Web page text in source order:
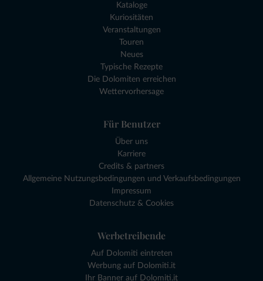
Kataloge
Kuriositäten
Veranstaltungen
Touren
Neues
Typische Rezepte
Die Dolomiten erreichen
Wettervorhersage
Für Benutzer
Über uns
Karriere
Credits & partners
Allgemeine Nutzungsbedingungen und Verkaufsbedingungen
Impressum
Datenschutz & Cookies
Werbetreibende
Auf Dolomiti eintreten
Werbung auf Dolomiti.it
Ihr Banner auf Dolomiti.it